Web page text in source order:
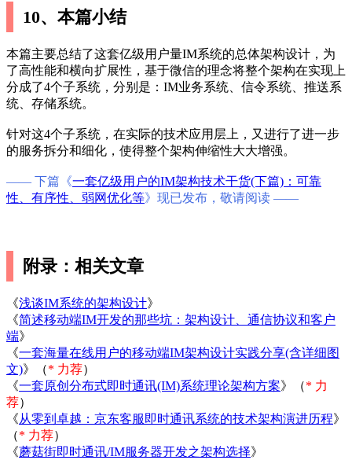
10、本篇小结
本篇主要总结了这套亿级用户量IM系统的总体架构设计，为
了高性能和横向扩展性，基于微信的理念将整个架构在实现上
分成了4个子系统，分别是：IM业务系统、信令系统、推送系
统、存储系统。
针对这4个子系统，在实际的技术应用层上，又进行了进一步
的服务拆分和细化，使得整个架构伸缩性大大增强。
—— 下篇《一套亿级用户的IM架构技术干货(下篇)：可靠
性、有序性、弱网优化等》现已发布，敬请阅读 ——
附录：相关文章
《浅谈IM系统的架构设计》
《简述移动端IM开发的那些坑：架构设计、通信协议和客户
端》
《一套海量在线用户的移动端IM架构设计实践分享(含详细图
文)》（* 力荐）
《一套原创分布式即时通讯(IM)系统理论架构方案》（* 力
荐）
《从零到卓越：京东客服即时通讯系统的技术架构演进历程》
（* 力荐）
《蘑菇街即时通讯/IM服务器开发之架构选择》